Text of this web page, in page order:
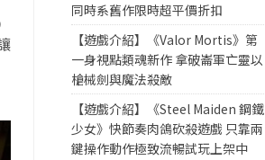
同時系舊作限時超平價折扣
【遊戲介紹】《Valor Mortis》第
一身視點類魂新作 拿破崙軍亡靈以
槍械劍與魔法殺敵
【遊戲介紹】《Steel Maiden 鋼鐵
少女》快節奏肉鴿砍殺遊戲 只靠兩
鍵操作動作極致流暢試玩上架中